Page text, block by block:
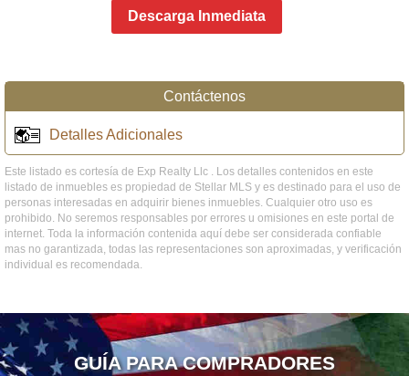
Descarga Inmediata
Contáctenos
Detalles Adicionales
Este listado es cortesía de Exp Realty Llc . Los detalles contenidos en este
listado de inmuebles es propiedad de Stellar MLS y es destinado para el uso de
personas interesadas en adquirir bienes inmuebles. Cualquier otro uso es
prohibido. No seremos responsables por errores u omisiones en este portal de
internet. Toda la información contenida aquí debe ser considerada confiable
mas no garantizada, todas las representaciones son aproximadas, y verificación
individual es recomendada.
GUÍA PARA COMPRADORES